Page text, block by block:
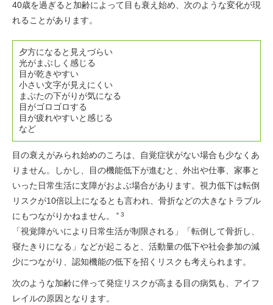
40歳を過ぎると加齢によって目も衰え始め、次のような変化が現
れることがあります。
夕方になると見えづらい
光がまぶしく感じる
目が乾きやすい
小さい文字が見えにくい
まぶたの下がりが気になる
目がゴロゴロする
目が疲れやすいと感じる
など
目の衰えがみられ始めのころは、自覚症状がない場合も少なくあ
りません。しかし、目の機能低下が進むと、外出や仕事、家事と
いった日常生活に支障がおよぶ場合があります。視力低下は転倒
リスクが10倍以上になるとも言われ、骨折などの大きなトラブル
にもつながりかねません。
＊3
「視覚障がいにより日常生活が制限される」「転倒して骨折し、
寝たきりになる」などが起こると、活動量の低下や社会参加の減
少につながり、認知機能の低下を招くリスクも考えられます。
次のような加齢に伴って発症リスクが高まる目の病気も、アイフ
レイルの原因となります。